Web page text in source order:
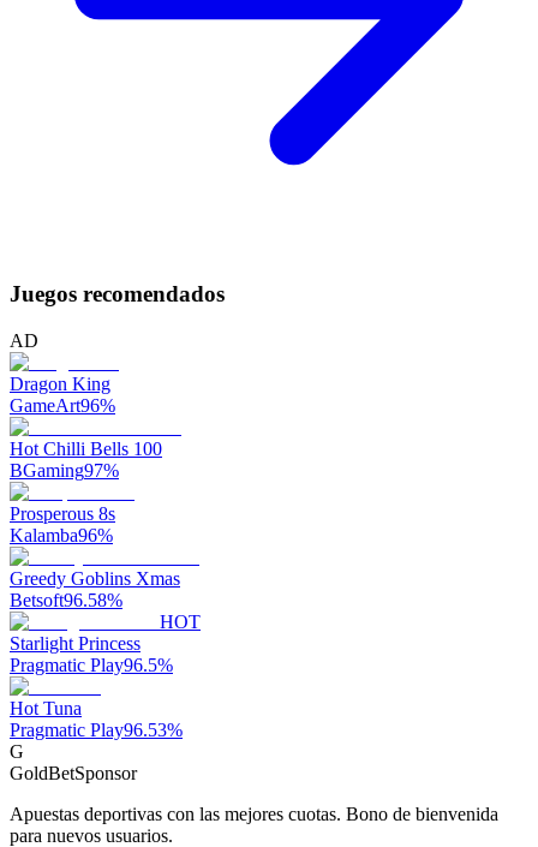
Juegos recomendados
AD
Dragon King
GameArt96%
Hot Chilli Bells 100
BGaming97%
Prosperous 8s
Kalamba96%
Greedy Goblins Xmas
Betsoft96.58%
HOT
Starlight Princess
Pragmatic Play96.5%
Hot Tuna
Pragmatic Play96.53%
G
GoldBetSponsor
Apuestas deportivas con las mejores cuotas. Bono de bienvenida
para nuevos usuarios.